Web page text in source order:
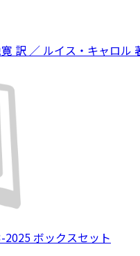
訳 ／ ルイス・キャロル
ボックスセット